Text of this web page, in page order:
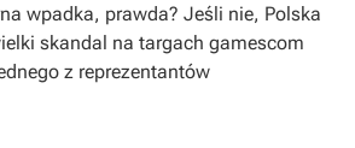
wpadka, prawda? Jeśli nie, Polska
skandal na targach gamescom
z reprezentantów